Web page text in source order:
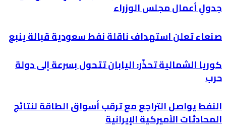
جدولِ أعمال مجلس الوزراء
صنعاء تعلن استهداف ناقلة نفط سعودية قبالة ينبع
كوريا الشمالية تحذّر: اليابان تتحول بسرعة إلى دولة
حرب
النفط يواصل التراجع مع ترقب أسواق الطاقة لنتائج
المحادثات الأميركية الإيرانية